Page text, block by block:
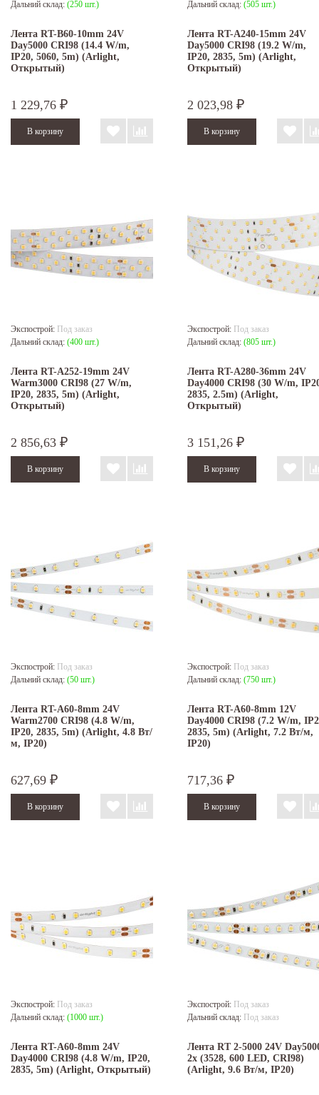
Дальний склад: (250 шт.)
Лента RT-B60-10mm 24V
Day5000 CRI98 (14.4 W/m,
IP20, 5060, 5m) (Arlight,
Открытый)
1 229,76 ₽
Дальний склад: (505 шт.)
Лента RT-A240-15mm 24V
Day5000 CRI98 (19.2 W/m,
IP20, 2835, 5m) (Arlight,
Открытый)
2 023,98 ₽
Экспострой: Под заказ
Дальний склад: (400 шт.)
Лента RT-A252-19mm 24V
Warm3000 CRI98 (27 W/m,
IP20, 2835, 5m) (Arlight,
Открытый)
2 856,63 ₽
Экспострой: Под заказ
Дальний склад: (805 шт.)
Лента RT-A280-36mm 24V
Day4000 CRI98 (30 W/m,
2835, 2.5m) (Arlight,
Открытый)
3 151,26 ₽
Экспострой: Под заказ
Дальний склад: (50 шт.)
Лента RT-A60-8mm 24V
Warm2700 CRI98 (4.8 W/m,
IP20, 2835, 5m) (Arlight, 4.8 Вт/
м, IP20)
627,69 ₽
Экспострой: Под заказ
Дальний склад: (750 шт.)
Лента RT-A60-8mm 12V
Day4000 CRI98 (7.2 W/m,
2835, 5m) (Arlight, 7.2 Вт/м,
IP20)
717,36 ₽
Экспострой: Под заказ
Дальний склад: (1000 шт.)
Лента RT-A60-8mm 24V
Day4000 CRI98 (4.8 W/m, IP20,
2835, 5m) (Arlight, Открытый)
Экспострой: Под заказ
Дальний склад: Под заказ
Лента RT 2-5000 24V
2x (3528, 600 LED, CRI98)
(Arlight, 9.6 Вт/м, IP20)